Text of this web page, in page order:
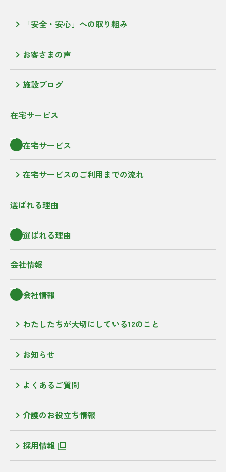
「安全・安心」への取り組み
お客さまの声
施設ブログ
在宅サービス
在宅サービス
在宅サービスのご利用までの流れ
選ばれる理由
選ばれる理由
会社情報
会社情報
わたしたちが大切にしている12のこと
お知らせ
よくあるご質問
介護のお役立ち情報
採用情報